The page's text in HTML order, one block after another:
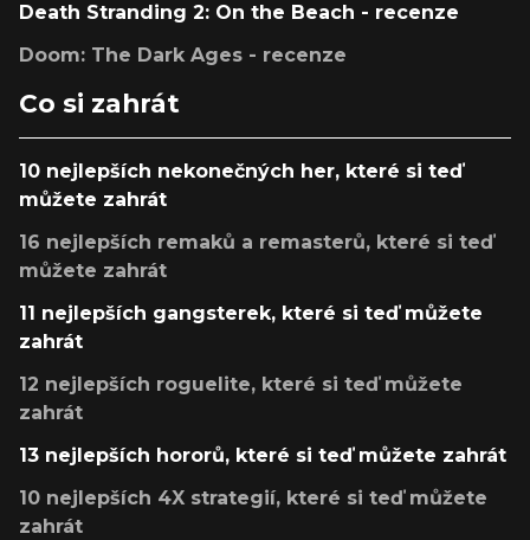
Death Stranding 2: On the Beach - recenze
Doom: The Dark Ages - recenze
Co si zahrát
10 nejlepších nekonečných her, které si teď
můžete zahrát
16 nejlepších remaků a remasterů, které si teď
můžete zahrát
11 nejlepších gangsterek, které si teď můžete
zahrát
12 nejlepších roguelite, které si teď můžete
zahrát
13 nejlepších hororů, které si teď můžete zahrát
10 nejlepších 4X strategií, které si teď můžete
zahrát